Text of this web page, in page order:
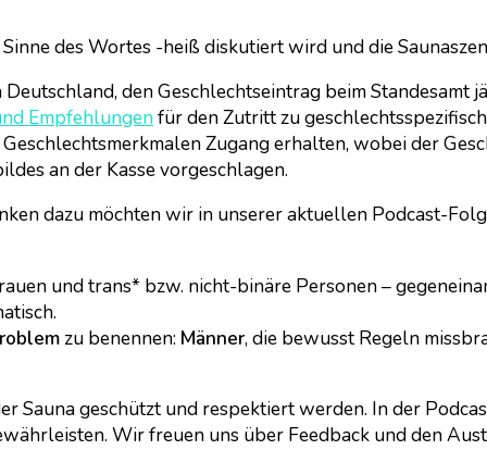
des Wortes -heiß diskutiert wird und die
den Geschlechtseintrag beim Standesamt
Empfehlungenfür den Zutritt zu
Zugang erhalten, wobei der
an der Kasse vorgeschlagen.
dazu möchten wir in unserer aktuellen Podcast-
und trans* bzw. nicht-binäre Personen –
zu benennen: Männer, die bewusst Regeln
Sauna geschützt und respektiert werden. In der
Wir freuen uns über Feedback und den